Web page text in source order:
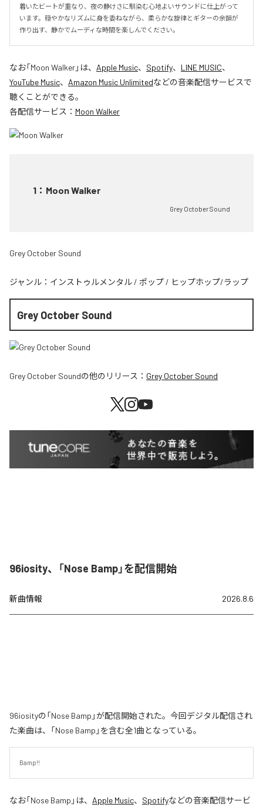
着いたビートが重なり、夜の静けさに馴染む心地よいサウンドに仕上がって
います。穏やかなリズムに身を委ねながら、柔らかな旋律とギターの余韻が
作り出す、静かでムーディな時間を楽しんでください。
なお「Moon Walker」は、 Apple Music、 Spotify、 LINE MUSIC、
YouTube Music、 Amazon Music Unlimitedなどの音楽配信サービスで
聴くことができる。
各配信サービス： Moon Walker
1 ： Moon Walker
Grey October Sound
Grey October Sound
ジャンル： インストゥルメンタル / ポップ / ヒップホップ/ラップ
Grey October Sound
Grey October Soundの他のリリース： Grey October Sound
96iosity、「Nose Bamp」を配信開始
新曲情報 2026.8.6
96iosityの「Nose Bamp」が配信開始された。今回デジタル配信され
た楽曲は、「Nose Bamp」を含む全1曲となっている。
Bamp!!
なお「Nose Bamp 」は、 Apple Music、 Spotifyなどの音楽配信サービ